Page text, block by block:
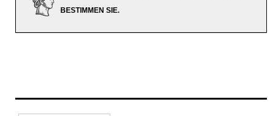
BESTIMMEN SIE.